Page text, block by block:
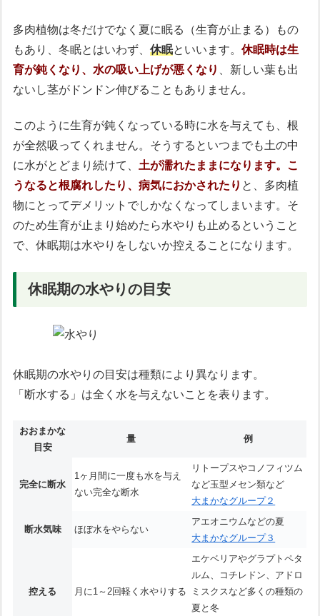
多肉植物は冬だけでなく夏に眠る（生育が止まる）もの
もあり、冬眠とはいわず、休眠といいます。休眠時は生
育が鈍くなり、水の吸い上げが悪くなり
、新しい葉も出
ないし茎がドンドン伸びることもありません。
このように生育が鈍くなっている時に水を与えても、根
が全然吸ってくれません。そうするといつまでも土の中
に水がとどまり続けて、 土が濡れたままになります。こ
うなると根腐れしたり、病気におかされたり と、多肉植
物にとってデメリットでしかなくなってしまいます。そ
のため生育が止まり始めたら水やりも止めるということ
で、休眠期は水やりをしないか控えることになります。
休眠期の水やりの目安
休眠期の水やりの目安は種類により異なります。
「断水する」は全く水を与えないことを表ります。
おおまかな
目安
量 例
完全に断水
1ヶ月間に一度も水を与え
ない完全な断水
リトープスやコノフィツム
など玉型メセン類など
大まかなグループ２
断水気味 ほぼ水をやらない
アエオニウムなどの夏
大まかなグループ３
控える 月に1～2回軽く水やりする
エケベリアやグラプトペタ
ルム、コチレドン、アドロ
ミスクスなど多くの種類の
夏と冬